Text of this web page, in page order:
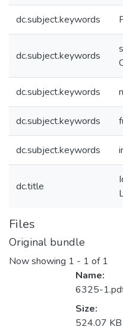
dc.subject.keywords
dc.subject.keywords
dc.subject.keywords
dc.subject.keywords
dc.subject.keywords
dc.title
Files
Original bundle
Now showing 1 - 1 of 1
Name:
6325-
Size:
524.07 KB